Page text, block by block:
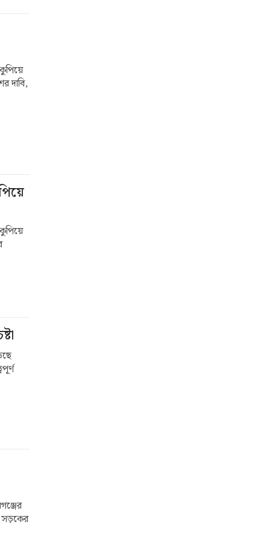
দাবি,
সড়কের